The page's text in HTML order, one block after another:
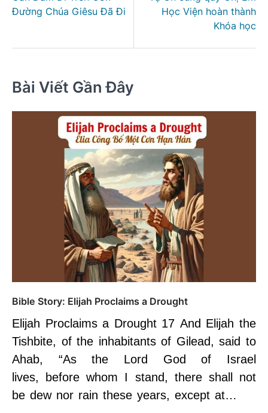
bài
Đường Chúa Giêsu Đã Đi
Học Viện hoàn thành
Khóa học
Bài Viết Gần Đây
Bible Story: Elijah Proclaims a Drought
Elijah Proclaims a Drought 17 And Elijah the
Tishbite, of the inhabitants of Gilead, said to
Ahab, “As the Lord God of Israel
lives, before whom I stand, there shall not
be dew nor rain these years, except at…